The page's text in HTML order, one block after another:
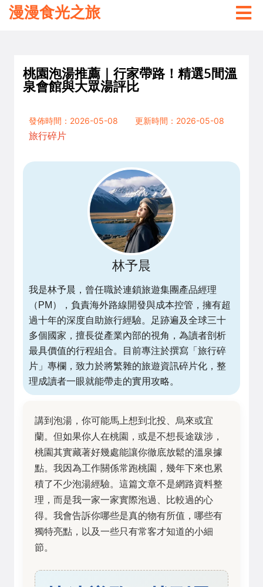
漫漫食光之旅
桃園泡湯推薦｜行家帶路！精選5間溫
泉會館與大眾湯評比
發佈時間：2026-05-08
更新時間：2026-05-08
旅行碎片
林予晨
我是林予晨，曾任職於連鎖旅遊集團產品經理
（PM），負責海外路線開發與成本控管，擁有超
過十年的深度自助旅行經驗。足跡遍及全球三十
多個國家，擅長從產業內部的視角，為讀者剖析
最具價值的行程組合。目前專注於撰寫「旅行碎
片」專欄，致力於將繁雜的旅遊資訊碎片化，整
理成讀者一眼就能帶走的實用攻略。
講到泡湯，你可能馬上想到北投、烏來或宜
蘭。但如果你人在桃園，或是不想長途跋涉，
桃園其實藏著好幾處能讓你徹底放鬆的溫泉據
點。我因為工作關係常跑桃園，幾年下來也累
積了不少泡湯經驗。這篇文章不是網路資料整
理，而是我一家一家實際泡過、比較過的心
得。我會告訴你哪些是真的物有所值，哪些有
獨特亮點，以及一些只有常客才知道的小細
節。